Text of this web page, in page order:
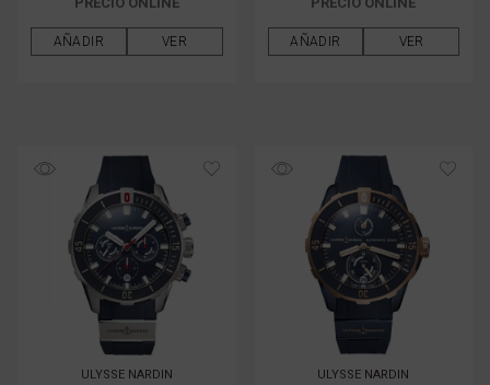
AÑADIR VER AÑADIR VER
ULYSSE NARDIN
ULYSSE NARDIN